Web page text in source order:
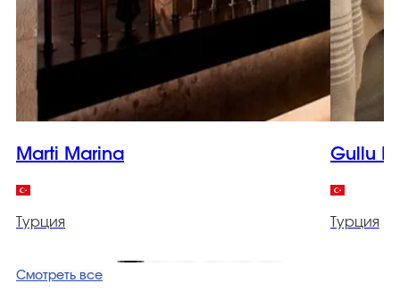
Marti Marina
Турция
Gullu
Турция
Смотреть все